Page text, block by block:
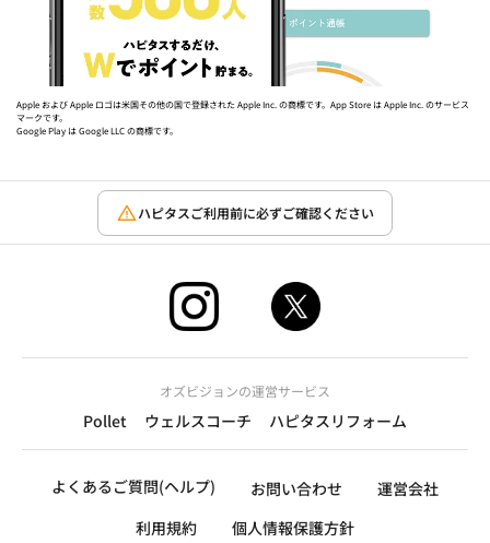
Apple および Apple ロゴは米国その他の国で登録された Apple Inc. の商標です。App Store は Apple Inc. のサービス
マークです。
Google Play は Google LLC の商標です。
ハピタスご利用前に必ずご確認ください
オズビジョンの運営サービス
Pollet ウェルスコーチ ハピタスリフォーム
よくあるご質問(ヘルプ) お問い合わせ
運営会社
利用規約
個人情報保護方針